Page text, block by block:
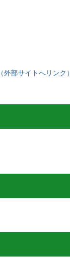
部サイトへリンク）